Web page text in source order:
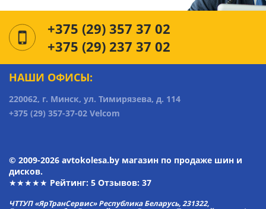
+375 (29) 357 37 02
+375 (29) 237 37 02
НАШИ ОФИСЫ:
220062, г. Минск, ул. Тимирязева, д. 114
+375 (29) 357-37-02 Velcom
© 2009-2026 avtokolesa.by магазин по продаже шин и
дисков.
★★★★★ Рейтинг: 5 Отзывов: 37
ЧТТУП «ЯрТранСервис» Республика Беларусь, 231322,